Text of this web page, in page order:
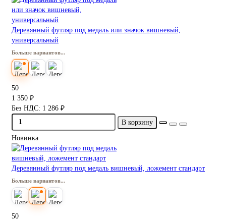
Деревянный футляр под медаль или значок вишневый,
универсальный
Больше вариантов...
50
1 350 ₽
Без НДС: 1 286 ₽
В корзину
Новинка
Деревянный футляр под медаль вишневый, ложемент стандарт
Больше вариантов...
50